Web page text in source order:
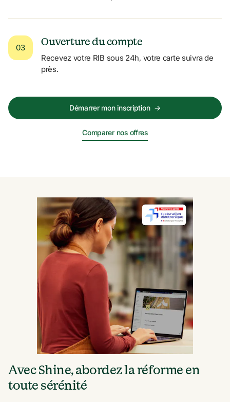
03 Ouverture du compte
Recevez votre RIB sous 24h, votre carte suivra de
près.
Comparer nos offres
Démarrer mon inscription →
Avec Shine, abordez la réforme en
toute sérénité